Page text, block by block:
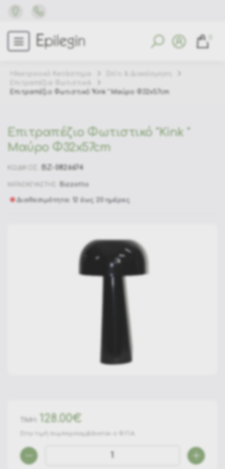
Επιτραπέζιο Φωτιστικό "Kink " Μαύρο Φ32x57cm
Επιτραπέζιο Φωτιστικό "Kink "
Μαύρο Φ32x57cm
BZ-0826674
Bizzotto
Διαθεσιμότητα: 12 έως 20 ημέρες
128.00€
Στην τιμή συμπεριλαμβάνεται ο Φ.Π.Α.